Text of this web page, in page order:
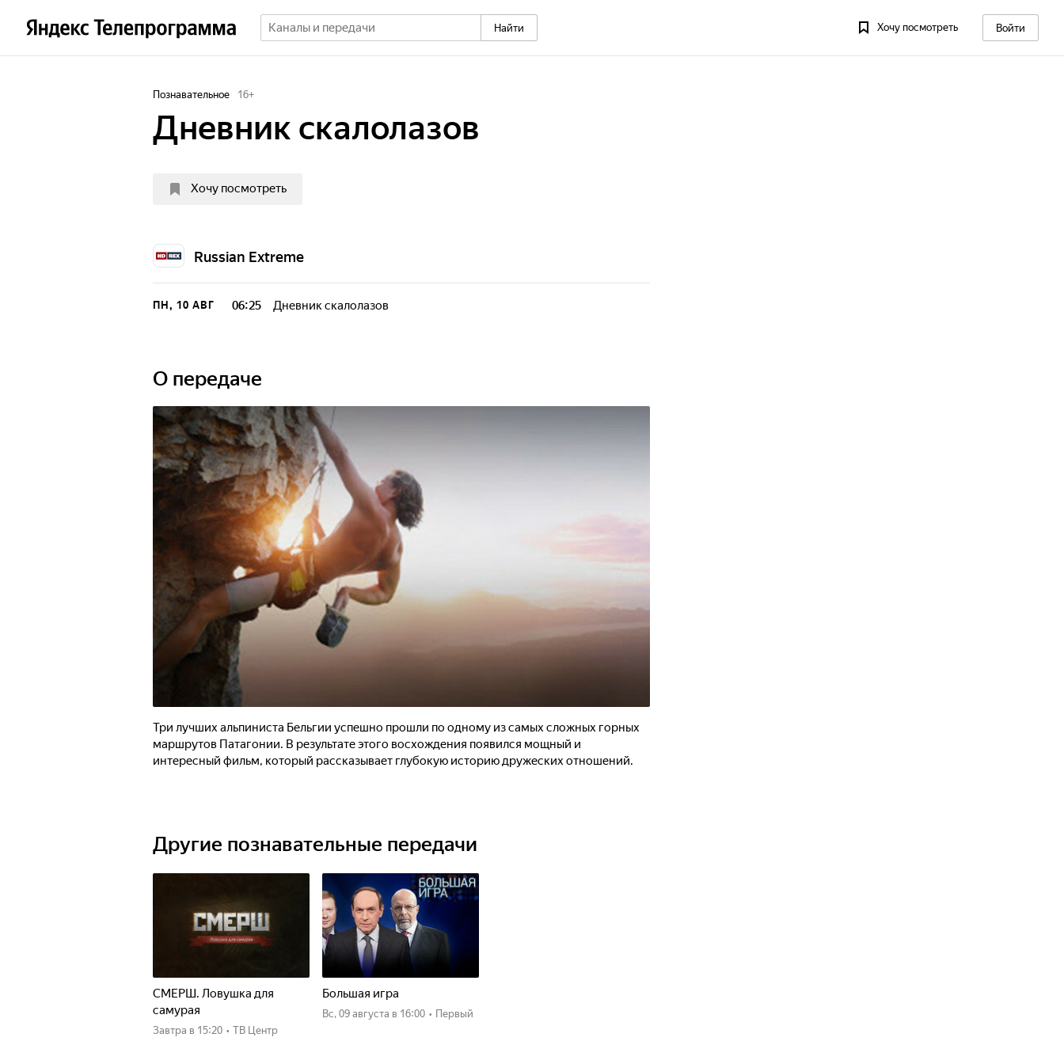
Найти Хочу посмотреть Войти
Познавательное 16+
Дневник скалолазов
Хочу посмотреть
Russian Extreme
ПН, 10 АВГ 06:25 Дневник скалолазов
О передаче
Три лучших альпиниста Бельгии успешно прошли по одному из самых сложных горных
маршрутов Патагонии. В результате этого восхождения появился мощный и
интересный фильм, который рассказывает глубокую историю дружеских отношений.
Другие познавательные передачи
СМЕРШ. Ловушка для
самурая
Завтра в 15:20 • ТВ Центр
Большая игра
вс, 09 августа в 16:00 • Первый